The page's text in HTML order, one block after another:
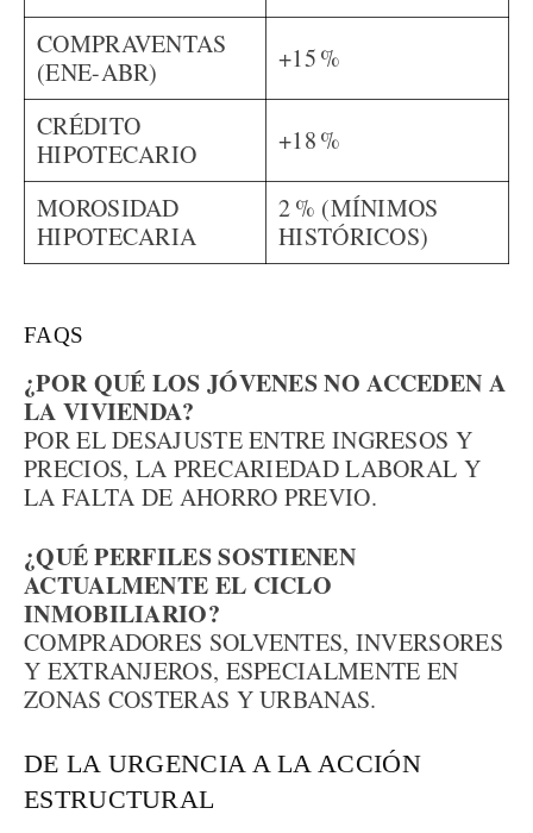
COMPRAVENTAS
(ENE-ABR)
+15 %
CRÉDITO
HIPOTECARIO
+18 %
MOROSIDAD
HIPOTECARIA
2 % (MÍNIMOS
HISTÓRICOS)
FAQS
¿POR QUÉ LOS JÓVENES NO ACCEDEN A
LA VIVIENDA?
POR EL DESAJUSTE ENTRE INGRESOS Y
PRECIOS, LA PRECARIEDAD LABORAL Y
LA FALTA DE AHORRO PREVIO.
¿QUÉ PERFILES SOSTIENEN
ACTUALMENTE EL CICLO
INMOBILIARIO?
COMPRADORES SOLVENTES, INVERSORES
Y EXTRANJEROS, ESPECIALMENTE EN
ZONAS COSTERAS Y URBANAS.
DE LA URGENCIA A LA ACCIÓN
ESTRUCTURAL